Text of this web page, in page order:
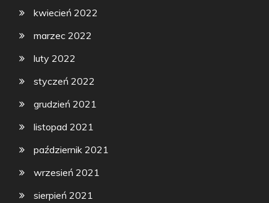
kwiecień 2022
marzec 2022
luty 2022
styczeń 2022
grudzień 2021
listopad 2021
październik 2021
wrzesień 2021
sierpień 2021